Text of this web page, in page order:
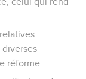
diverses
réforme.